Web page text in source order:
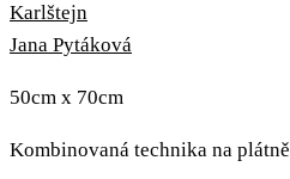
Karlštejn
Jana Pytáková
50cm x 70cm
Kombinovaná technika na plátně